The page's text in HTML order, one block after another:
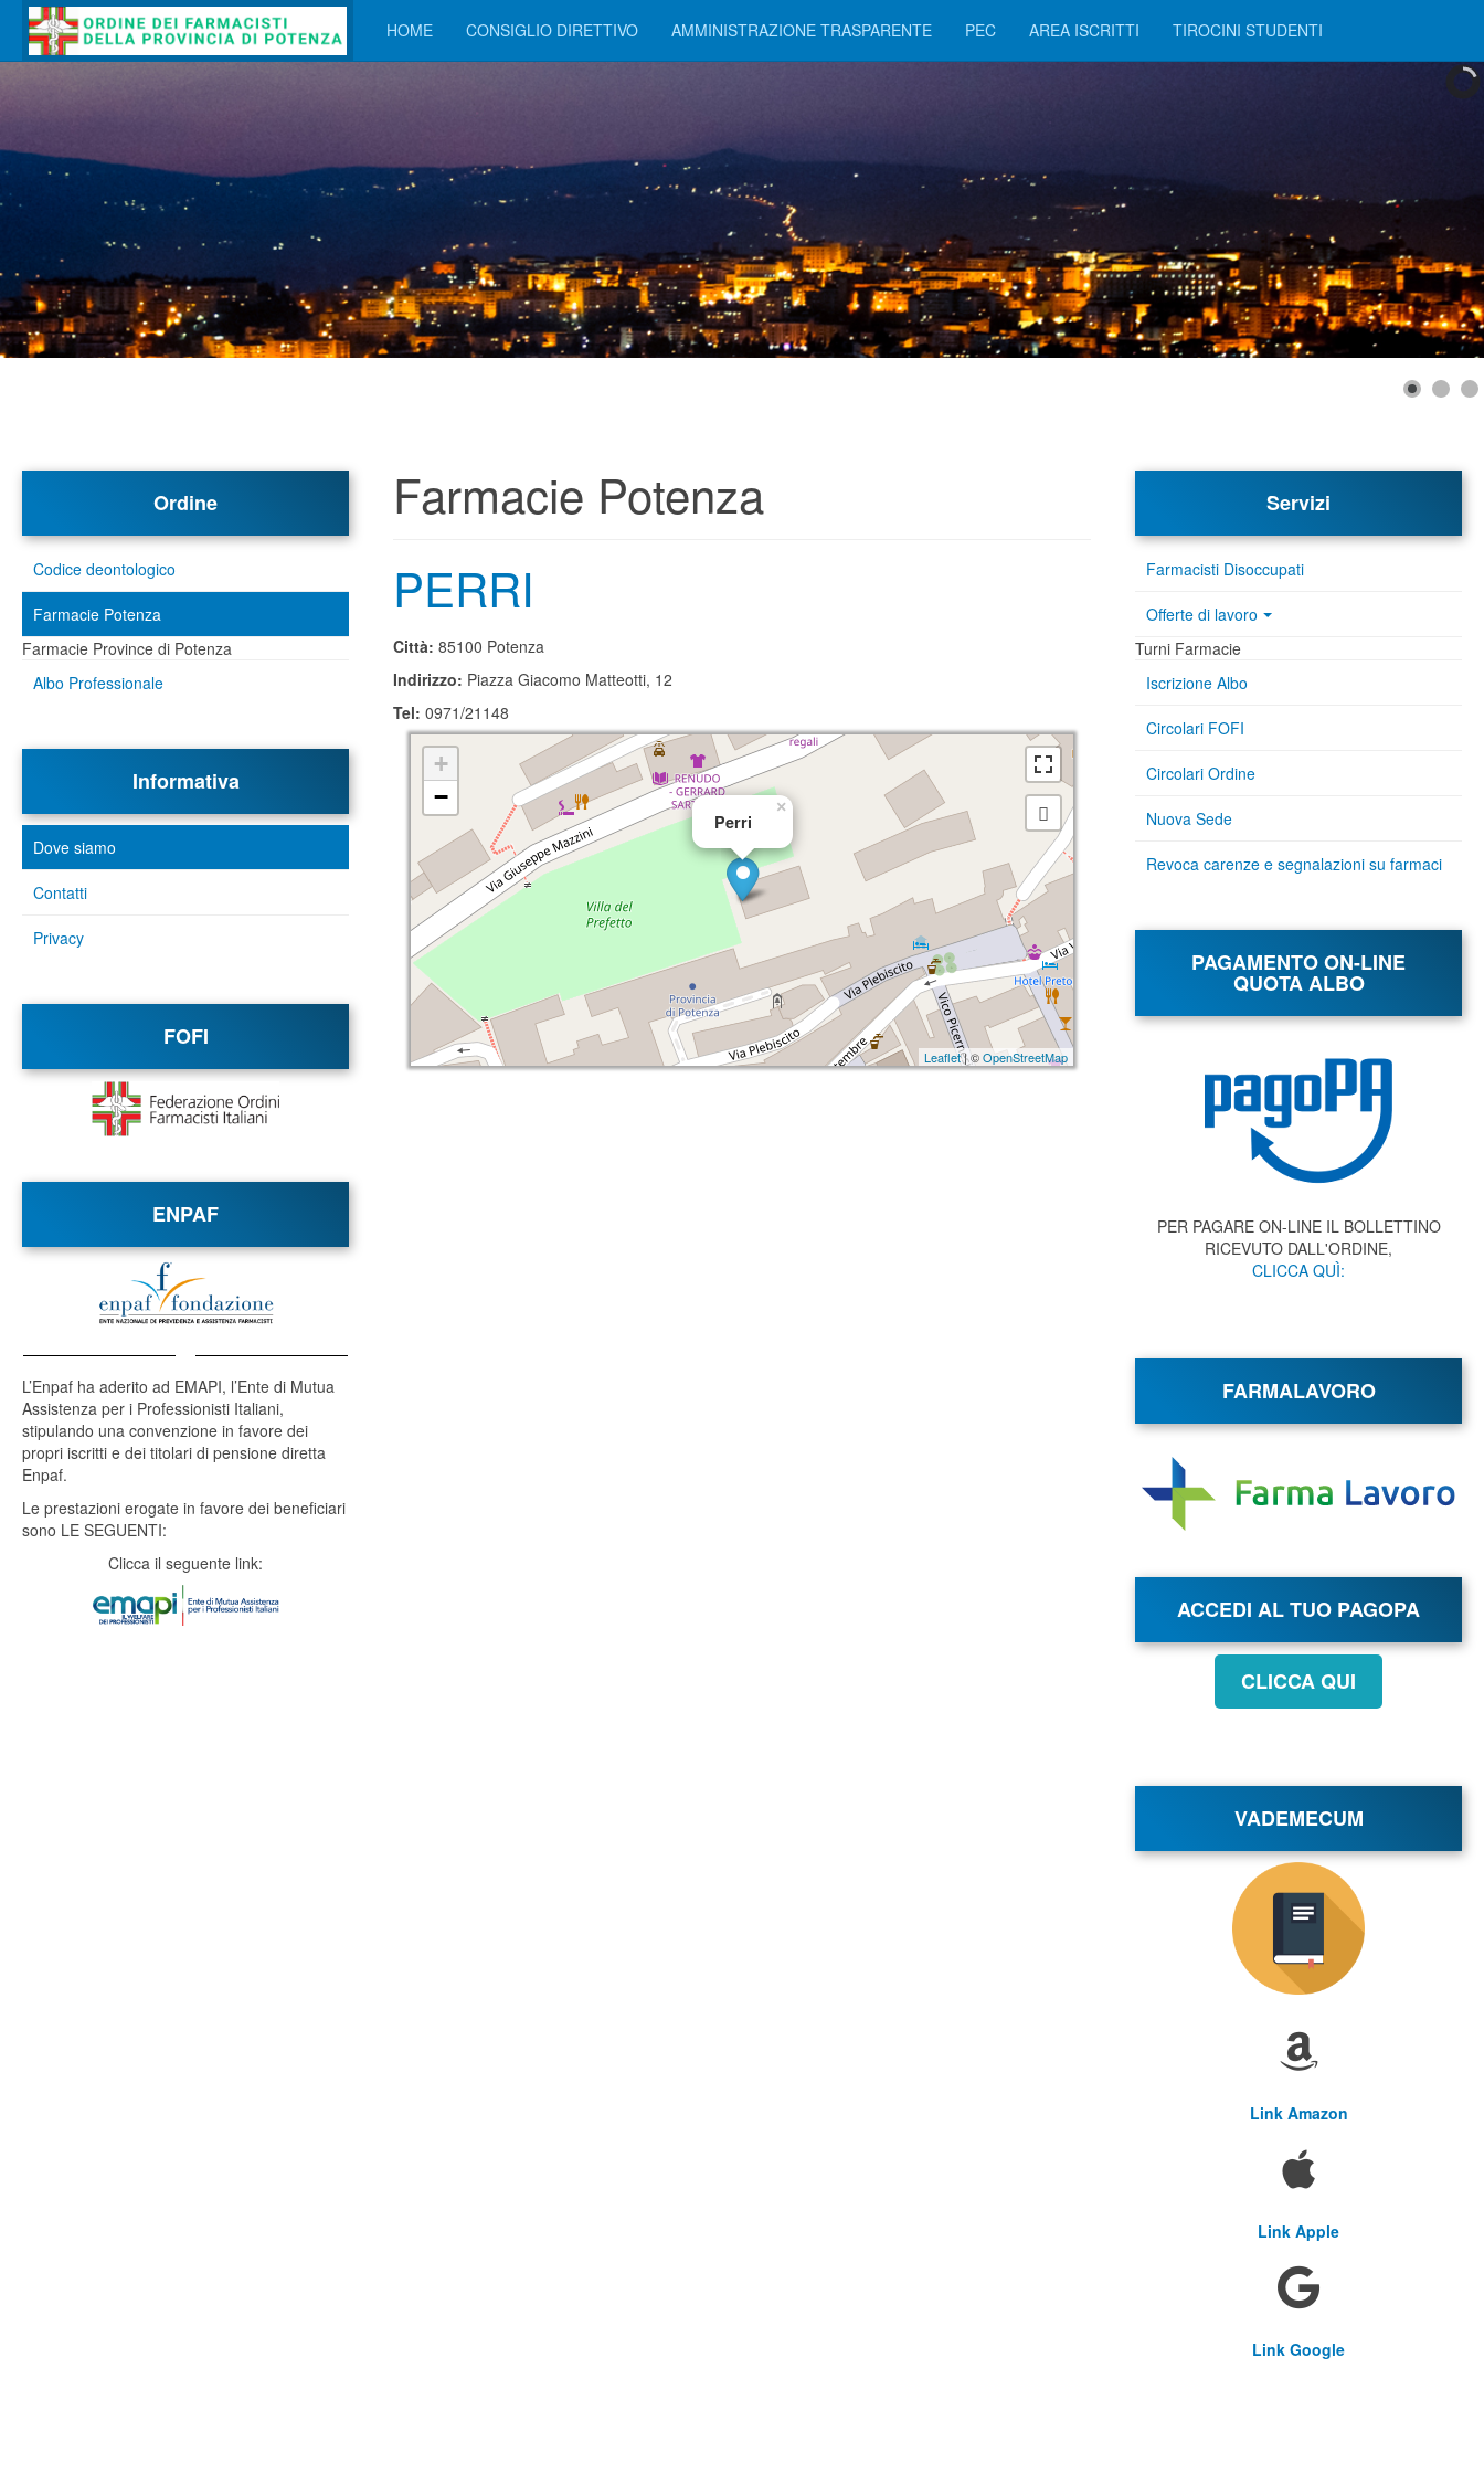
HOME CONSIGLIO DIRETTIVO AMMINISTRAZIONE TRASPARENTE PEC AREA ISCRITTI TIROCINI STUDENTI
Farmacie Potenza
PERRI
Città: 85100 Potenza
Indirizzo: Piazza Giacomo Matteotti, 12
Tel: 0971/21148
Perri
×
+
−
Leaflet| ©OpenStreetMap
Ordine
Codice deontologico
Farmacie Potenza
Farmacie Province di Potenza
Albo Professionale
Informativa
Dove siamo
Contatti
Privacy
FOFI
ENPAF
L’Enpaf ha aderito ad EMAPI, l’Ente di Mutua
Assistenza per i Professionisti Italiani,
stipulando una convenzione in favore dei
propri iscritti e dei titolari di pensione diretta
Enpaf.
Le prestazioni erogate in favore dei beneficiari
sono LE SEGUENTI:
Clicca il seguente link:
Servizi
Farmacisti Disoccupati
Offerte di lavoro
Turni Farmacie
Iscrizione Albo
Circolari FOFI
Circolari Ordine
Nuova Sede
Revoca carenze e segnalazioni su farmaci
PAGAMENTO ON-LINE
QUOTA ALBO
PER PAGARE ON-LINE IL BOLLETTINO
RICEVUTO DALL'ORDINE,
CLICCA QUÌ:
FARMALAVORO
ACCEDI AL TUO PAGOPA
CLICCA QUI
VADEMECUM
Link Amazon
Link Apple
Link Google